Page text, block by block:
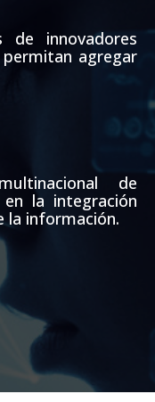
de innovadores
agregar
de
la integración
la información.